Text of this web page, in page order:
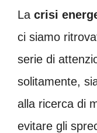
La crisi
ci siamo
serie di
solitamente,
alla ricerca di
evitare gli